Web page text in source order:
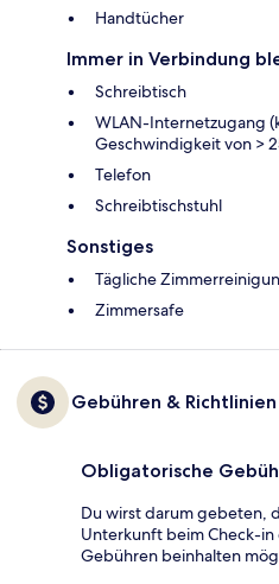
Handtücher
Immer in Verbindung
Schreibtisch
WLAN-Internetzugang
Geschwindigkeit von >
Telefon
Schreibtischstuhl
Sonstiges
Tägliche
Zimmersafe
Gebühren & Richtlinien
Obligatorische
Du wirst darum gebeten,
Unterkunft beim Check-in
Gebühren beinhalten